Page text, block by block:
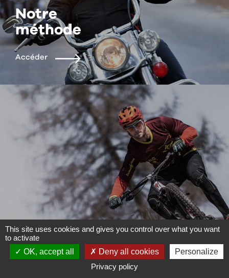
Notre
méthode
Accéder
Nos tests
vélos
This site uses cookies and gives you control over what you want
to activate
OK, accept all
Deny all cookies
Personalize
Privacy policy